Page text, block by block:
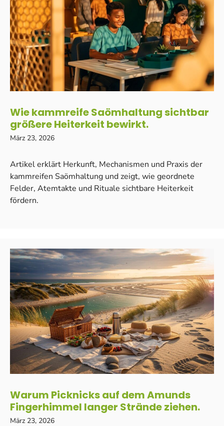
Wie kammreife Saömhaltung sichtbar
größere Heiterkeit bewirkt.
März 23, 2026
Artikel erklärt Herkunft, Mechanismen und Praxis der
kammreifen Saömhaltung und zeigt, wie geordnete
Felder, Atemtakte und Rituale sichtbare Heiterkeit
fördern.
Warum Picknicks auf dem Amunds
Fingerhimmel langer Strände ziehen.
März 23, 2026